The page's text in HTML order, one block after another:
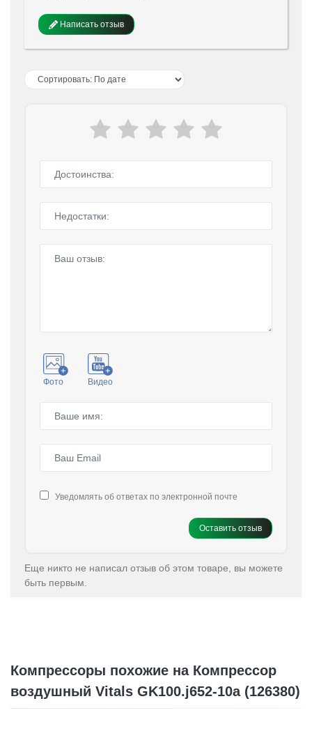
Написать отзыв
Фото Видео
Уведомлять об ответах по электронной почте
Оставить отзыв
Еще никто не написал отзыв об этом товаре, вы можете
быть первым.
Компрессоры похожие на Компрессор
воздушный Vitals GK100.j652-10a (126380)